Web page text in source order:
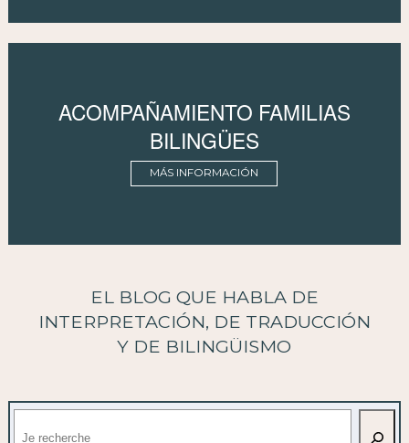
ACOMPAÑAMIENTO FAMILIAS
BILINGÜES
MÁS INFORMACIÓN
EL BLOG QUE HABLA DE
INTERPRETACIÓN, DE TRADUCCIÓN
Y DE BILINGÜISMO